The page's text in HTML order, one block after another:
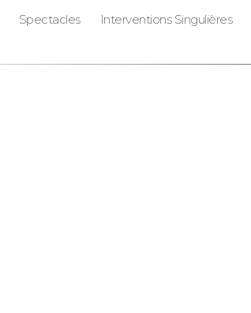
Spectacles Interventions Singulières